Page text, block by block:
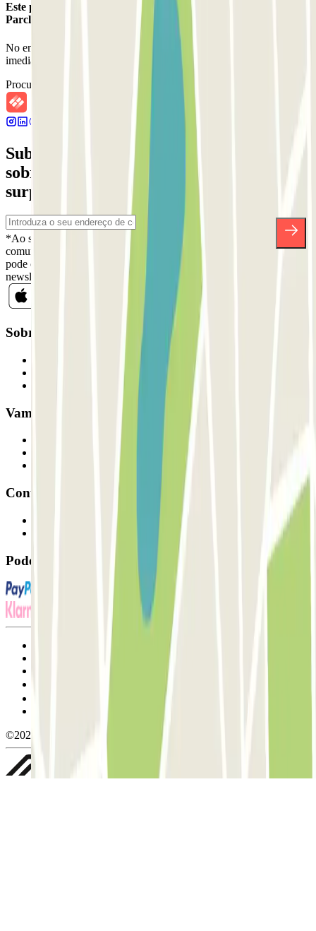
Este parque de estacionamento não aceita reservas através da
Parclick.
No entanto, podes reservar um dos parques de estacionamento nas
imediações.
Procurar parques de estacionamento nas proximidades
Subscreva a nossa newsletter e saiba mais
sobre descontos, sorteios e muitas outras
surpresas.
*Ao subscrever, aceita a nossa Política de Privacidade para receber
comunicações comerciais da Parclick. Sem qualquer obrigação,
pode cancelar a sua subscrição sempre que quiser na mesma
newsletter.
Sobre a Parclick
Os nossos parques de estacionamento
Vamos colaborar?
Fornecedor de estacionamento
Contacto
Pode utilizar estes métodos de pagamento:
Termos de utilização e contratação
Condições de cancelamento
Política de cookies
Política de privacidade
©2026 Parclick. All rights reserved